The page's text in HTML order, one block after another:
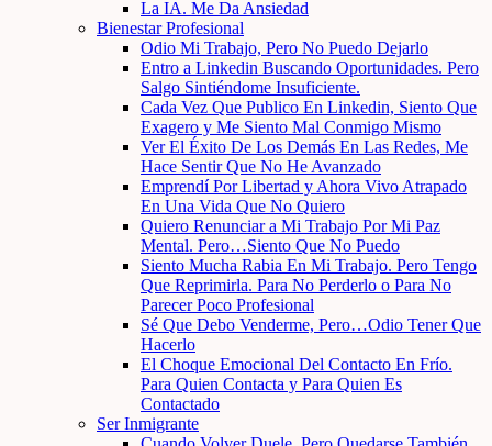
La IA. Me Da Ansiedad
Bienestar Profesional
Odio Mi Trabajo, Pero No Puedo Dejarlo
Entro a Linkedin Buscando Oportunidades. Pero
Salgo Sintiéndome Insuficiente.
Cada Vez Que Publico En Linkedin, Siento Que
Exagero y Me Siento Mal Conmigo Mismo
Ver El Éxito De Los Demás En Las Redes, Me
Hace Sentir Que No He Avanzado
Emprendí Por Libertad y Ahora Vivo Atrapado
En Una Vida Que No Quiero
Quiero Renunciar a Mi Trabajo Por Mi Paz
Mental. Pero…Siento Que No Puedo
Siento Mucha Rabia En Mi Trabajo. Pero Tengo
Que Reprimirla. Para No Perderlo o Para No
Parecer Poco Profesional
Sé Que Debo Venderme, Pero…Odio Tener Que
Hacerlo
El Choque Emocional Del Contacto En Frío.
Para Quien Contacta y Para Quien Es
Contactado
Ser Inmigrante